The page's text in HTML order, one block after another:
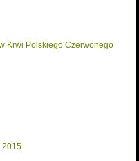
Krwi Polskiego Czerwonego
2015